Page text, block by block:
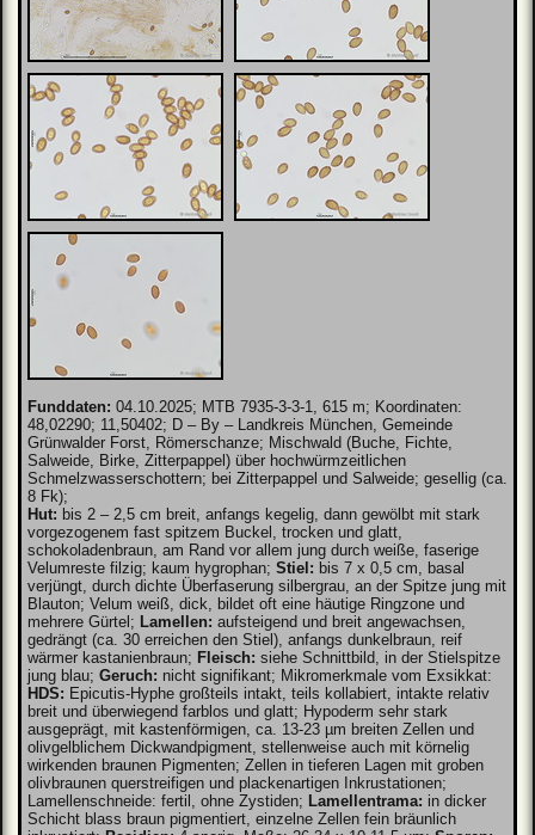
Funddaten: 04.10.2025; MTB 7935-3-3-1, 615 m; Koordinaten:
48,02290; 11,50402; D – By – Landkreis München, Gemeinde
Grünwalder Forst, Römerschanze; Mischwald (Buche, Fichte,
Salweide, Birke, Zitterpappel) über hochwürmzeitlichen
Schmelzwasserschottern; bei Zitterpappel und Salweide; gesellig (ca.
8 Fk);
Hut: bis 2 – 2,5 cm breit, anfangs kegelig, dann gewölbt mit stark
vorgezogenem fast spitzem Buckel, trocken und glatt,
schokoladenbraun, am Rand vor allem jung durch weiße, faserige
Velumreste filzig; kaum hygrophan; Stiel: bis 7 x 0,5 cm, basal
verjüngt, durch dichte Überfaserung silbergrau, an der Spitze jung mit
Blauton; Velum weiß, dick, bildet oft eine häutige Ringzone und
mehrere Gürtel; Lamellen: aufsteigend und breit angewachsen,
gedrängt (ca. 30 erreichen den Stiel), anfangs dunkelbraun, reif
wärmer kastanienbraun; Fleisch: siehe Schnittbild, in der Stielspitze
jung blau; Geruch: nicht signifikant; Mikromerkmale vom Exsikkat:
HDS: Epicutis-Hyphe großteils intakt, teils kollabiert, intakte relativ
breit und überwiegend farblos und glatt; Hypoderm sehr stark
ausgeprägt, mit kastenförmigen, ca. 13-23 µm breiten Zellen und
olivgelblichem Dickwandpigment, stellenweise auch mit körnelig
wirkenden braunen Pigmenten; Zellen in tieferen Lagen mit groben
olivbraunen querstreifigen und plackenartigen Inkrustationen;
Lamellenschneide: fertil, ohne Zystiden; Lamellentrama: in dicker
Schicht blass braun pigmentiert, einzelne Zellen fein bräunlich